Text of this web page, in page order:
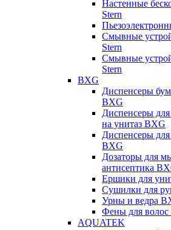
Настенные
Stern
Смывные
Stern
Смывные
Stern
BXG
Диспенсеры
BXG
Диспенсеры
на унитаз BXG
Диспенсеры
BXG
Дозаторы для
антисептика
Ершики для
Сушилки для
Урны и ведра
Фены для
AQUATEK